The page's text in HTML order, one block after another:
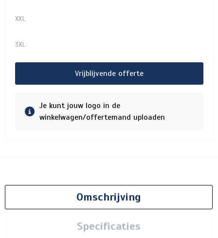
XXL
3XL
Vrijblijvende offerte
Je kunt jouw logo in de
winkelwagen/offertemand uploaden
Omschrijving
Specificaties